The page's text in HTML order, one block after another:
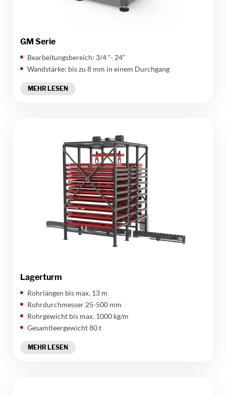
GM Serie
Bearbeitungsbereich: 3/4 "- 24"
Wandstärke: bis zu 8 mm in einem Durchgang
MEHR LESEN
Lagerturm
Rohrlängen bis max. 13 m
Rohrdurchmesser 25-500 mm
Rohrgewicht bis max. 1000 kg/m
Gesamtleergewicht 80 t
MEHR LESEN